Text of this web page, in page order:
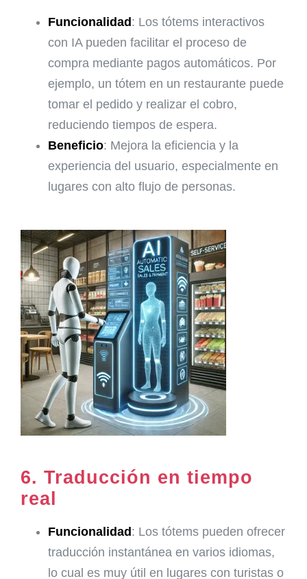
Funcionalidad: Los tótems interactivos
con IA pueden facilitar el proceso de
compra mediante pagos automáticos. Por
ejemplo, un tótem en un restaurante puede
tomar el pedido y realizar el cobro,
reduciendo tiempos de espera.
Beneficio: Mejora la eficiencia y la
experiencia del usuario, especialmente en
lugares con alto flujo de personas.
6. Traducción en tiempo
real
Funcionalidad: Los tótems pueden ofrecer
traducción instantánea en varios idiomas,
lo cual es muy útil en lugares con turistas o